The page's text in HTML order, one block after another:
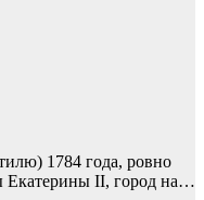
1784 года, ровно
Екатерины II, город на…